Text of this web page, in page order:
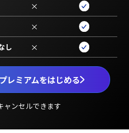
レミアムをはじめる
ャンセルできます
×
×
し ×